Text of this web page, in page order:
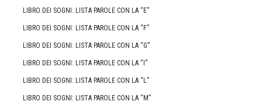
LIBRO DEI SOGNI: LISTA PAROLE CON LA “E”
LIBRO DEI SOGNI: LISTA PAROLE CON LA “F”
LIBRO DEI SOGNI: LISTA PAROLE CON LA “G”
LIBRO DEI SOGNI: LISTA PAROLE CON LA “I”
LIBRO DEI SOGNI: LISTA PAROLE CON LA “L”
LIBRO DEI SOGNI: LISTA PAROLE CON LA “M”